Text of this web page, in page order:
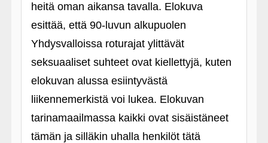
heitä oman aikansa tavalla. Elokuva
esittää, että 90-luvun alkupuolen
Yhdysvalloissa roturajat ylittävät
seksuaaliset suhteet ovat kiellettyjä, kuten
elokuvan alussa esiintyvästä
liikennemerkistä voi lukea. Elokuvan
tarinamaailmassa kaikki ovat sisäistäneet
tämän ja silläkin uhalla henkilöt tätä